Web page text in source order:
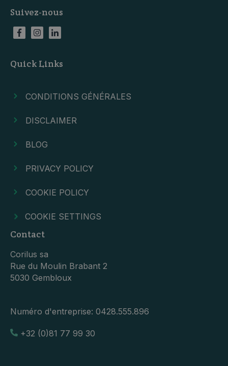
Suivez-nous
Quick Links
CONDITIONS GÉNÉRALES
DISCLAIMER
BLOG
PRIVACY POLICY
COOKIE POLICY
COOKIE SETTINGS
Contact
Corilus sa
Rue du Moulin Brabant 2
5030 Gembloux
Numéro d'entreprise: 0428.555.896
+32 (0)81 77 99 30